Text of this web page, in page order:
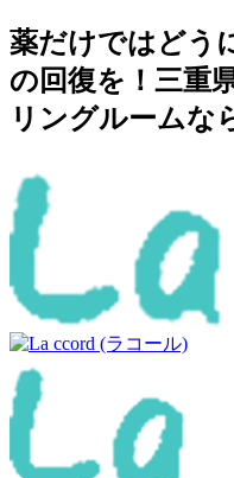
薬だけではどう
の回復を！三重
リングルームな